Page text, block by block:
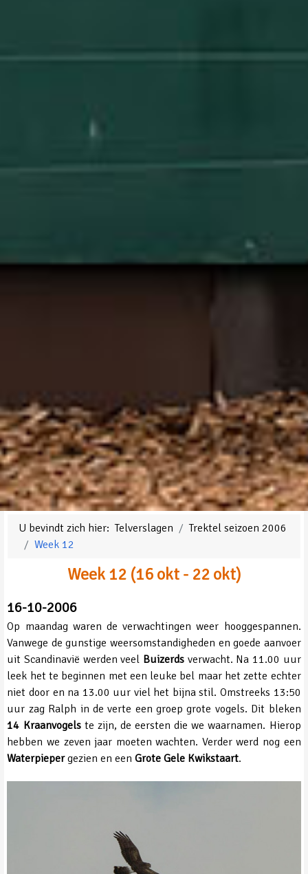
U bevindt zich hier:Telverslagen
Trektel seizoen 2006
Week 12
Week 12 (16 okt - 22 okt)
16-10-2006
Op maandag waren de verwachtingen weer hooggespannen.
Vanwege de gunstige weersomstandigheden en goede aanvoer
uit Scandinavië werden veel Buizerds verwacht. Na 11.00 uur
leek het te beginnen met een leuke bel maar het zette echter
niet door en na 13.00 uur viel het bijna stil. Omstreeks 13:50
uur zag Ralph in de verte een groep grote vogels. Dit bleken
14 Kraanvogelste zijn, de eersten die we waarnamen. Hierop
hebben we zeven jaar moeten wachten. Verder werd nog een
Waterpiepergezien en eenGrote Gele Kwikstaart.